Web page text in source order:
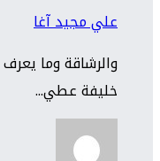
علي مجيد آغا
والرشاقة وما يعرف
خليفة عطي...